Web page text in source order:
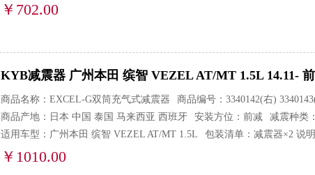
￥702.00
KYB减震器 广州本田 缤智 VEZEL AT/MT 1.5L 14.11-
商品名称：EXCEL-G双筒充气式减震器
商品编号：3340142(右)
商品产地：日本 中国 泰国 马来西亚 西班牙
安装方位：前减
减震种类
适用车型：广州本田 缤智 VEZEL AT/MT 1.5L
包装清单：减震器×2 说
￥1010.00